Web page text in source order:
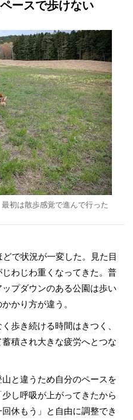
ースで歩けない
初は散歩感覚で進んで行った
で状況が一変した。見た目
わじわ重くなってきた。普
プダウンのある公園は歩い
かり方が違う。
歩き続ける時間はきつく、
積され大きな疲労へとつな
と違うため自分のペースを
し呼吸が上がってきたから
休もう」と自由に調整でき